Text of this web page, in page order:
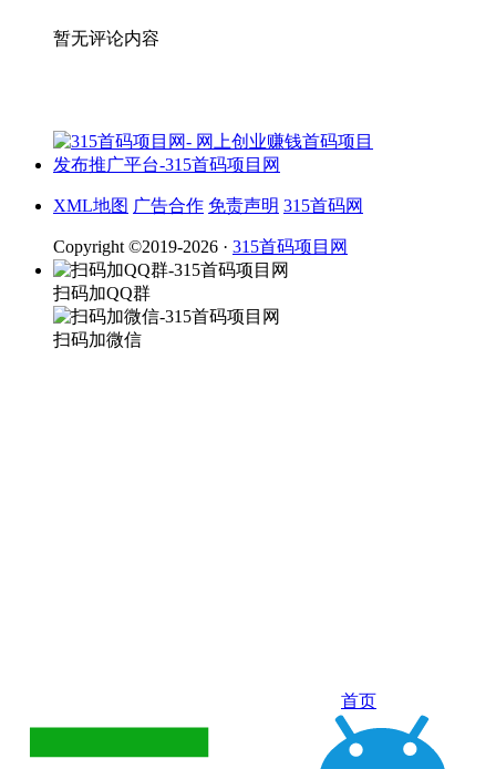
暂无评论内容
XML地图 广告合作 免责声明 315首码网
Copyright ©2019-2026 · 315首码项目网
扫码加QQ群
扫码加微信
首页